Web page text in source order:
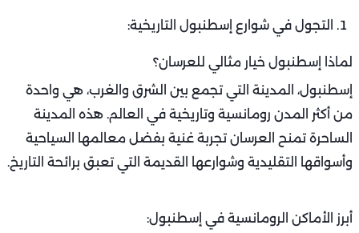
التجول في شوارع إسطنبول التاريخية:
لماذا إسطنبول خيار مثالي للعرسان؟
إسطنبول، المدينة التي تجمع بين الشرق والغرب، هي واحدة
من أكثر المدن رومانسية وتاريخية في العالم. هذه المدينة
الساحرة تمنح العرسان تجربة غنية بفضل معالمها السياحية
وأسواقها التقليدية وشوارعها القديمة التي تعبق برائحة التاريخ.
أبرز الأماكن الرومانسية في إسطنبول: